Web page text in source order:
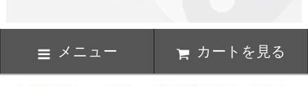
メニュー カートを見る